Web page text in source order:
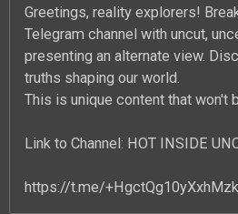
Greetings, reality explorers!
Telegram channel with uncut,
presenting an alternate view.
truths shaping our world.
This is unique content that won't
Link to Channel: HOT INSIDE
https://t.me/